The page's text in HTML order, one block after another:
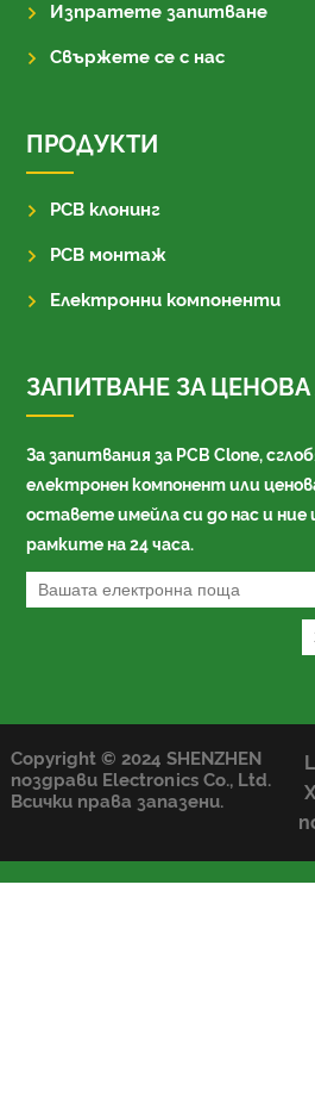
Изпратете запитване
Свържете се с нас
ПРОДУКТИ
PCB клонинг
PCB монтаж
Електронни компоненти
ЗАПИТВАНЕ ЗА ЦЕНОВА
За запитвания за PCB Clone,
електронен компонент или
оставете имейла си до нас и
рамките на 24 часа.
Copyright © 2024 SHENZHEN
поздрави Electronics Co., Ltd.
Всички права запазени.